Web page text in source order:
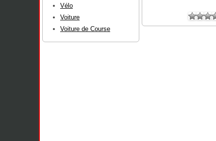
Vélo
Voiture
Voiture de Course